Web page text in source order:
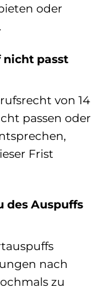
oder
nicht passt
von 14
passen oder
Frist
des Auspuffs
nach
zu